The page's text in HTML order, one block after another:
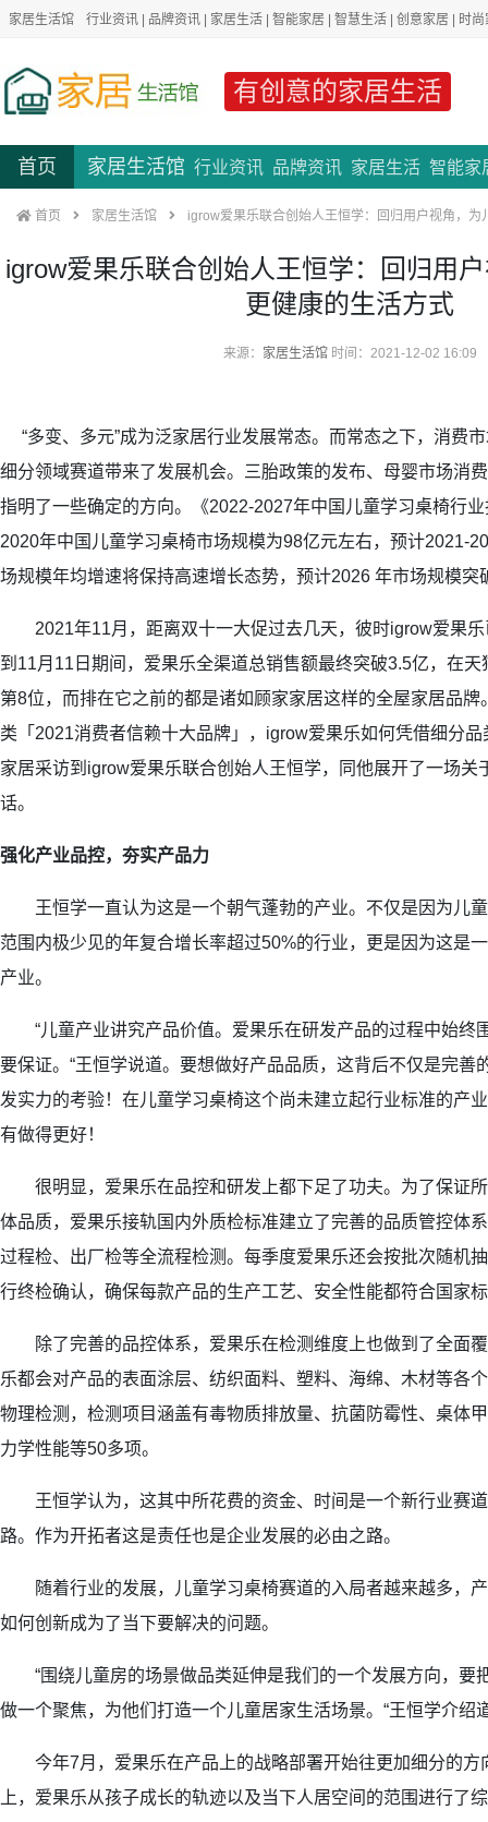
家居生活馆 行业资讯 | 品牌资讯 | 家居生活 | 智能家居 | 智慧生活 | 创意家居 | 时
有创意的家居生活
首页 家居生活馆 行业资讯 品牌资讯 家居生活 智能家
首页 家居生活馆 igrow爱果乐联合创始人王恒学：回归用户视角，为
igrow爱果乐联合创始人王恒学：回归用
更健康的生活方式
来源： 家居生活馆时间：2021-12-02 16:09
“多变、多元”成为泛家居行业发展常态。而常态之下，消费
细分领域赛道带来了发展机会。三胎政策的发布、母婴市场消
指明了一些确定的方向。《2022-2027年中国儿童学习桌椅行
2020年中国儿童学习桌椅市场规模为98亿元左右，预计2021-
场规模年均增速将保持高速增长态势，预计2026 年市场规模突
2021年11月，距离双十一大促过去几天，彼时igrow爱果乐
到11月11日期间，爱果乐全渠道总销售额最终突破3.5亿，在
第8位，而排在它之前的都是诸如顾家家居这样的全屋家居品
类「2021消费者信赖十大品牌」，igrow爱果乐如何凭借细分
家居采访到igrow爱果乐联合创始人王恒学，同他展开了一场关
话。
强化产业品控，夯实产品力
王恒学一直认为这是一个朝气蓬勃的产业。不仅是因为儿童
范围内极少见的年复合增长率超过50%的行业，更是因为这是
产业。
“儿童产业讲究产品价值。爱果乐在研发产品的过程中始终
要保证。“王恒学说道。要想做好产品品质，这背后不仅是完善
发实力的考验！在儿童学习桌椅这个尚未建立起行业标准的产
有做得更好！
很明显，爱果乐在品控和研发上都下足了功夫。为了保证所
体品质，爱果乐接轨国内外质检标准建立了完善的品质管控体
过程检、出厂检等全流程检测。每季度爱果乐还会按批次随机
行终检确认，确保每款产品的生产工艺、安全性能都符合国家
除了完善的品控体系，爱果乐在检测维度上也做到了全面覆
乐都会对产品的表面涂层、纺织面料、塑料、海绵、木材等各
物理检测，检测项目涵盖有毒物质排放量、抗菌防霉性、桌体
力学性能等50多项。
王恒学认为，这其中所花费的资金、时间是一个新行业赛道
路。作为开拓者这是责任也是企业发展的必由之路。
随着行业的发展，儿童学习桌椅赛道的入局者越来越多，产
如何创新成为了当下要解决的问题。
“围绕儿童房的场景做品类延伸是我们的一个发展方向，要
做一个聚焦，为他们打造一个儿童居家生活场景。“王恒学介绍
今年7月，爱果乐在产品上的战略部署开始往更加细分的方
上，爱果乐从孩子成长的轨迹以及当下人居空间的范围进行了